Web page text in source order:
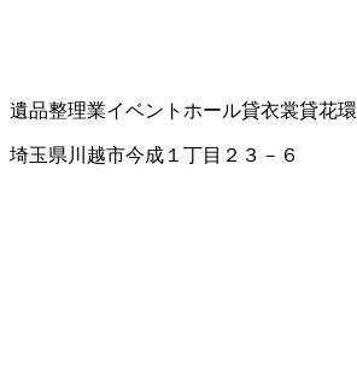
遺品整理業イベントホール貸衣裳貸花環
埼玉県川越市今成１丁目２３－６